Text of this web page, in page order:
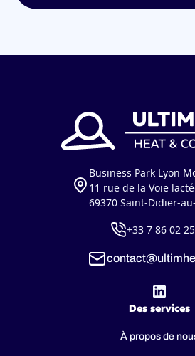
Business Park Lyon
11 rue de la Voie
69370 Saint-Didier-
+33 7 86 02
Des services
À propos de